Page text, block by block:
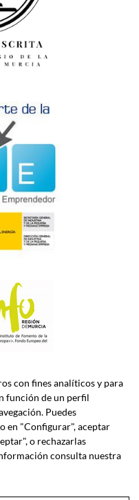
una firma especializada en
y Jurídica, así como
con fines analíticos y para
función de un perfil
Puedes
en "Configurar", aceptar
o rechazarlas
consulta nuestra